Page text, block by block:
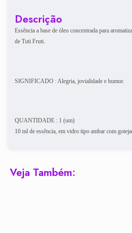
Descrição
Essência a base de óleo concentrada para
de Tuti Fruti.
SIGNIFICADO : Alegria, jovialidade e humor.
QUANTIDADE : 1 (um)
10 ml de essência, em vidro tipo ambar com
Veja Também: